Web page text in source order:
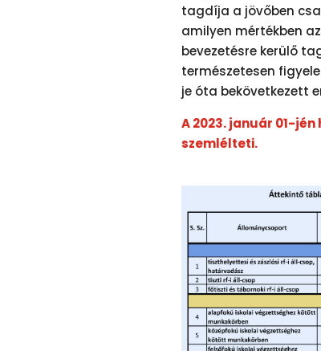
tagdíja a jövőben
amilyen mértékben
bevezetésre kerülő
természetesen
je óta bekövetkezett
A 2023. január 01-
szemlélteti.